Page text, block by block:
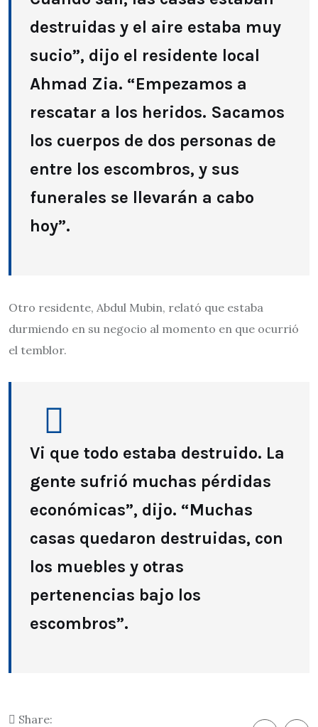
destruidas y el aire estaba muy
sucio”, dijo el residente local
Ahmad Zia. “Empezamos a
rescatar a los heridos. Sacamos
los cuerpos de dos personas de
entre los escombros, y sus
funerales se llevarán a cabo
hoy”.
Otro residente, Abdul Mubin, relató que estaba
durmiendo en su negocio al momento en que ocurrió
el temblor.
Vi que todo estaba destruido. La
gente sufrió muchas pérdidas
económicas”, dijo. “Muchas
casas quedaron destruidas, con
los muebles y otras
pertenencias bajo los
escombros”.
Share: